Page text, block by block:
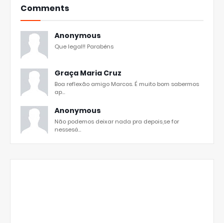
Comments
Anonymous
Que legal!! Parabéns
Graça Maria Cruz
Boa reflexão amigo Marcos. É muito bom sabermos
ap...
Anonymous
Não podemos deixar nada pra depois,se for
nessesá...